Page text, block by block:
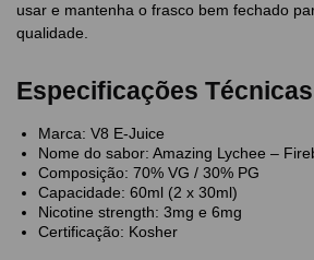
usar e mantenha o frasco bem fechado
qualidade.
Especificações Técnicas
Marca: V8 E-Juice
Nome do sabor: Amazing Lychee –
Composição: 70% VG / 30% PG
Capacidade: 60ml (2 x 30ml)
Nicotine strength: 3mg e 6mg
Certificação: Kosher